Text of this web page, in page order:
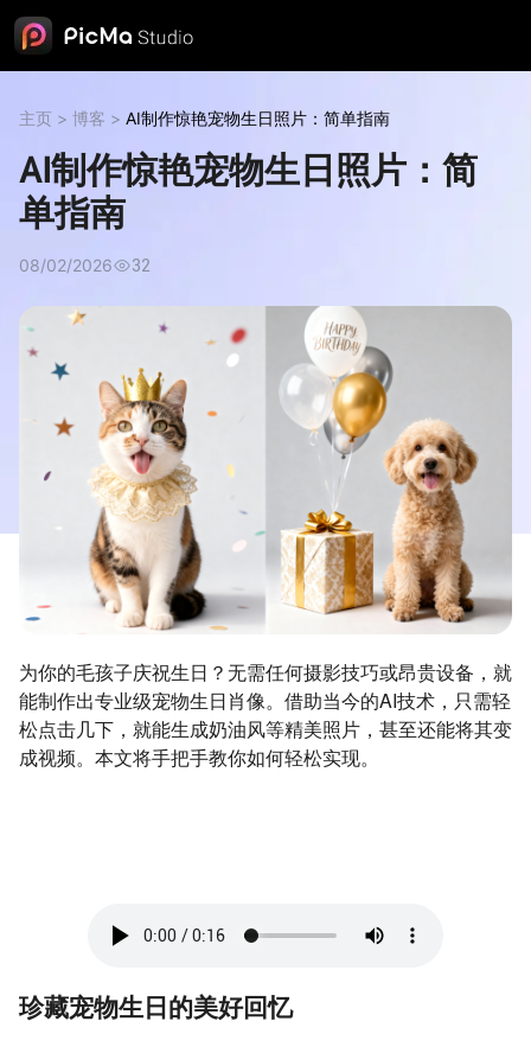
主页 > 博客 > AI制作惊艳宠物生日照片：简单指南
AI制作惊艳宠物生日照片：简
单指南
08/02/2026 32
为你的毛孩子庆祝生日？无需任何摄影技巧或昂贵设备，就
能制作出专业级宠物生日肖像。借助当今的AI技术，只需轻
松点击几下，就能生成奶油风等精美照片，甚至还能将其变
成视频。本文将手把手教你如何轻松实现。
珍藏宠物生日的美好回忆